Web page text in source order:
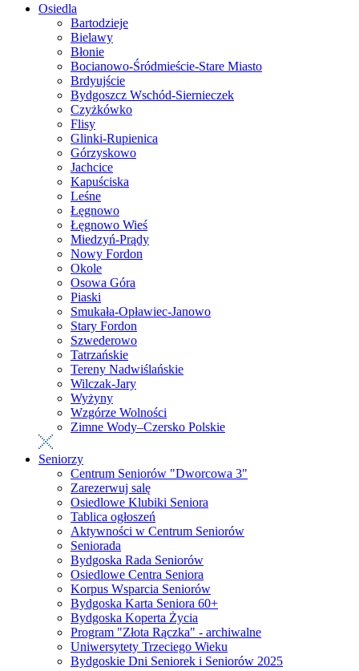
Osiedla
Bartodzieje
Bielawy
Błonie
Bocianowo-Śródmieście-Stare Miasto
Brdyujście
Bydgoszcz Wschód-Siernieczek
Czyżkówko
Flisy
Glinki-Rupienica
Górzyskowo
Jachcice
Kapuściska
Leśne
Łęgnowo
Łęgnowo Wieś
Miedzyń-Prądy
Nowy Fordon
Okole
Osowa Góra
Piaski
Smukała-Opławiec-Janowo
Stary Fordon
Szwederowo
Tatrzańskie
Tereny Nadwiślańskie
Wilczak-Jary
Wyżyny
Wzgórze Wolności
Zimne Wody–Czersko Polskie
Seniorzy
Centrum Seniorów "Dworcowa 3"
Zarezerwuj salę
Osiedlowe Klubiki Seniora
Tablica ogłoszeń
Aktywności w Centrum Seniorów
Seniorada
Bydgoska Rada Seniorów
Osiedlowe Centra Seniora
Korpus Wsparcia Seniorów
Bydgoska Karta Seniora 60+
Bydgoska Koperta Życia
Program "Złota Rączka" - archiwalne
Uniwersytety Trzeciego Wieku
Bydgoskie Dni Seniorek i Seniorów 2025